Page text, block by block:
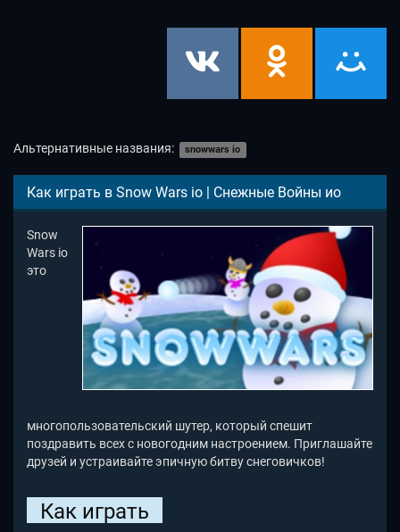
Альтернативные названия: snowwars io
Как играть в Snow Wars io | Снежные Войны ио
Snow
Wars io
это
многопользовательский шутер, который спешит
поздравить всех с новогодним настроением. Приглашайте
друзей и устраивайте эпичную битву снеговичков!
Как играть